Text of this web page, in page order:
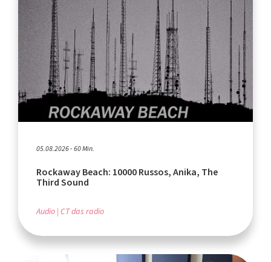
05.08.2026 - 60 Min.
Rockaway Beach: 10000 Russos, Anika, The
Third Sound
Audio CT das radio